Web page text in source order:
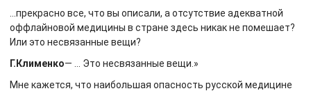
…прекрасно все, что вы описали, а отсутствие адекватной
оффлайновой медицины в стране здесь никак не помешает?
Или это несвязанные вещи?
Г.Клименко― … Это несвязанные вещи.»
Мне кажется, что наибольшая опасность русской медицине